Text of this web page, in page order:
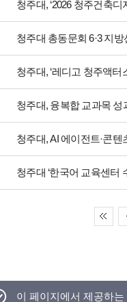
청주대, ‘2026 청주건축디
청주대 총동문회 6·3 지
청주대, ‘레디고 청주액터
청주대, 융복합 교과목 성
청주대, AI 에이전트·콘
청주대 ‘한국어 교육센터
이 페이지에서 제공하